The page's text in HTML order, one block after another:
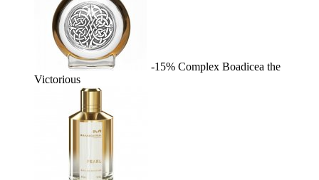
-15% Complex Boadicea the
Victorious